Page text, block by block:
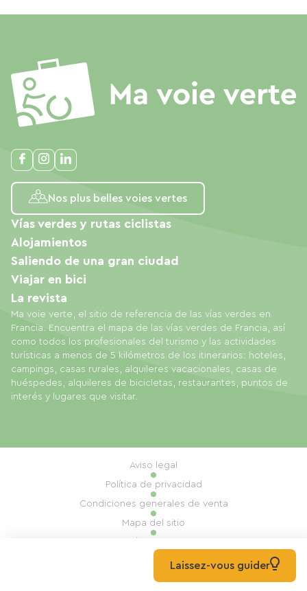
Nos plus belles voies vertes
Ma voie verte, el sitio de referencia de las vías verdes en
Francia. Encuentra el mapa de las vías verdes de Francia, así
como todos los profesionales del turismo y las actividades
turísticas a menos de 5 kilómetros de los itinerarios: hoteles,
campings, casas rurales, alquileres vacacionales, casas de
huéspedes, alquileres de bicicletas, restaurantes, puntos de
interés y lugares que visitar.
Vías verdes y rutas ciclistas
Alojamientos
Saliendo de una gran ciudad
Viajar en bici
La revista
© 2026 Ma Voie Verte Todos los derechos reservados
Aviso legal
Política de privacidad
Condiciones generales de venta
Mapa del sitio
Realización: Mill, PrivasLaissez-vous guider